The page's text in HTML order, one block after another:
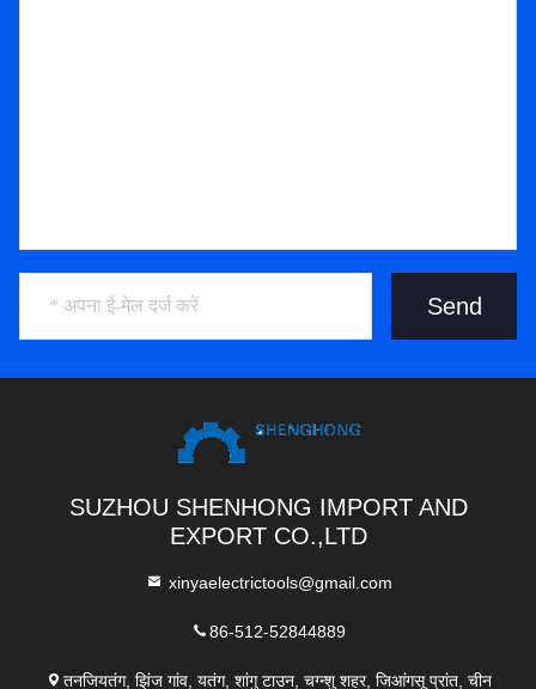
Send
SUZHOU SHENHONG IMPORT AND
EXPORT CO.,LTD
xinyaelectrictools@gmail.com
86-512-52844889
तनजियतंग, झिंज गांव, यतंग, शांगु टाउन, चग्न्शु शहर, जिआंगसू प्रांत, चीन